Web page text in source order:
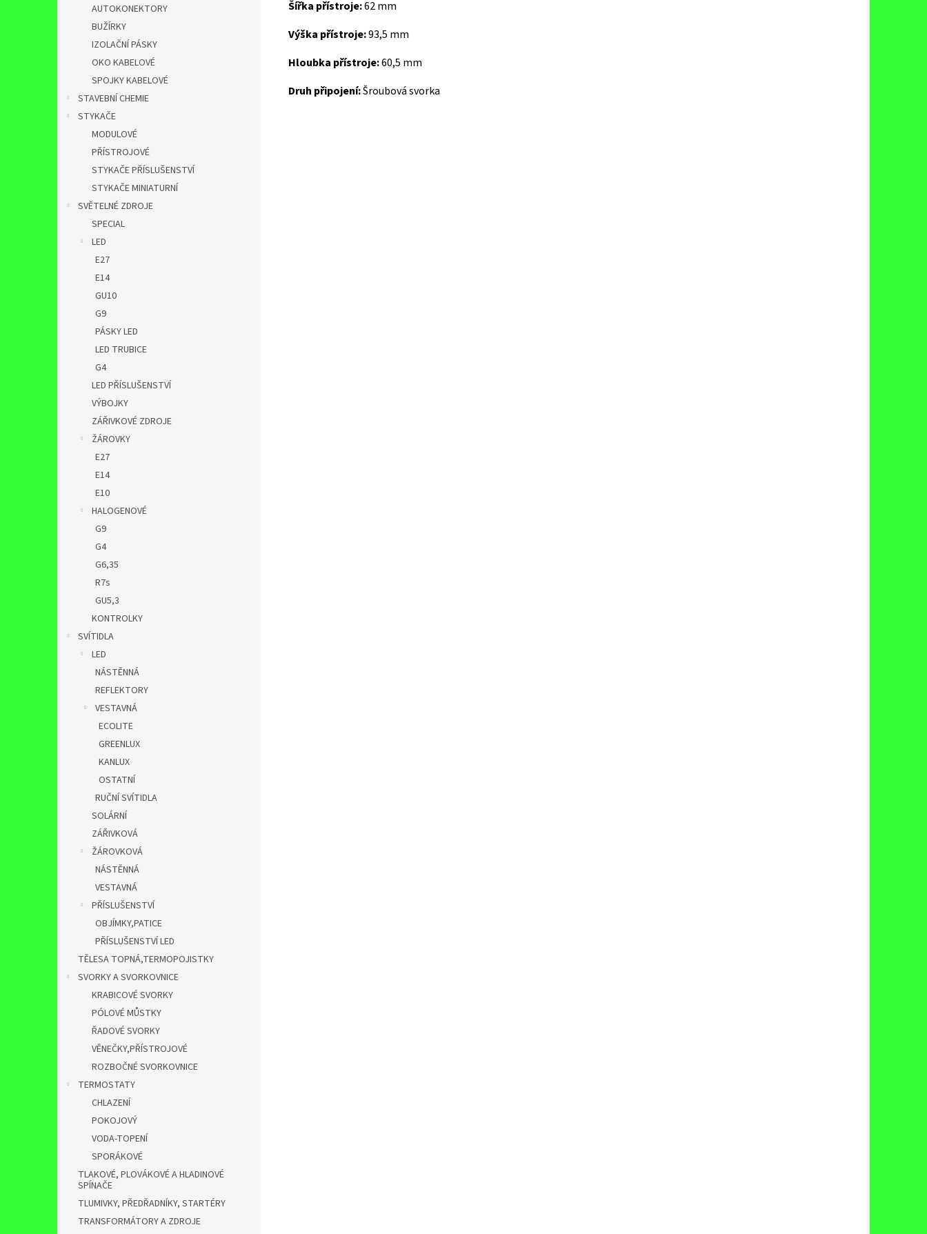
AUTOKONEKTORY
BUŽÍRKY
IZOLAČNÍ PÁSKY
OKO KABELOVÉ
SPOJKY KABELOVÉ
STAVEBNÍ CHEMIE
STYKAČE
MODULOVÉ
PŘÍSTROJOVÉ
STYKAČE PŘÍSLUŠENSTVÍ
STYKAČE MINIATURNÍ
SVĚTELNÉ ZDROJE
SPECIAL
LED
E27
E14
GU10
G9
PÁSKY LED
LED TRUBICE
G4
LED PŘÍSLUŠENSTVÍ
VÝBOJKY
ZÁŘIVKOVÉ ZDROJE
ŽÁROVKY
E27
E14
E10
HALOGENOVÉ
G9
G4
G6,35
R7s
GU5,3
KONTROLKY
SVÍTIDLA
LED
NÁSTĚNNÁ
REFLEKTORY
VESTAVNÁ
ECOLITE
GREENLUX
KANLUX
OSTATNÍ
RUČNÍ SVÍTIDLA
SOLÁRNÍ
ZÁŘIVKOVÁ
ŽÁROVKOVÁ
NÁSTĚNNÁ
VESTAVNÁ
PŘÍSLUŠENSTVÍ
OBJÍMKY,PATICE
PŘÍSLUŠENSTVÍ LED
TĚLESA TOPNÁ,TERMOPOJISTKY
SVORKY A SVORKOVNICE
KRABICOVÉ SVORKY
PÓLOVÉ MŮSTKY
ŘADOVÉ SVORKY
VĚNEČKY,PŘÍSTROJOVÉ
ROZBOČNÉ SVORKOVNICE
TERMOSTATY
CHLAZENÍ
POKOJOVÝ
VODA-TOPENÍ
SPORÁKOVÉ
TLAKOVÉ, PLOVÁKOVÉ A HLADINOVÉ
SPÍNAČE
TLUMIVKY, PŘEDŘADNÍKY, STARTÉRY
TRANSFORMÁTORY A ZDROJE
Šířka přístroje:62 mm
Výška přístroje:93,5 mm
Hloubka přístroje:60,5 mm
Druh připojení:Šroubová svorka